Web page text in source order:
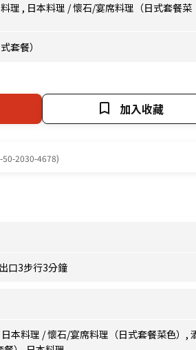
理 , 日本料理 /懷石/宴席料理（日式套餐菜
套餐）
加入收藏
50-2030-4678)
口3步行3分鐘
本料理 / 懷石/宴席料理（日式套餐菜色）,